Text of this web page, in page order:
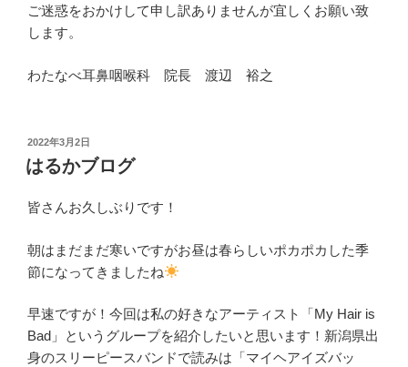
ご迷惑をおかけして申し訳ありませんが宜しくお願い致
します。
わたなべ耳鼻咽喉科 院長 渡辺 裕之
投
稿
日:
2022年3月2日
はるかブログ
皆さんお久しぶりです！
朝はまだまだ寒いですがお昼は春らしいポカポカした季
節になってきましたね
早速ですが！今回は私の好きなアーティスト「My Hair is
Bad」というグループを紹介したいと思います！新潟県出
身のスリーピースバンドで読みは「マイヘアイズバッ